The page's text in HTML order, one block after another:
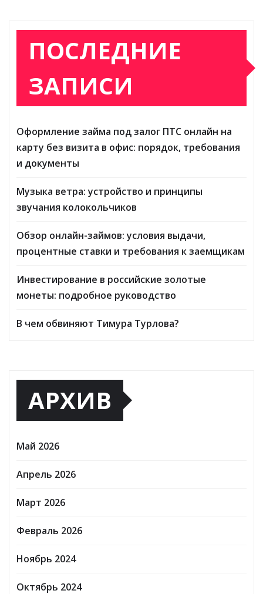
ПОСЛЕДНИЕ
ЗАПИСИ
Оформление займа под залог ПТС онлайн на
карту без визита в офис: порядок, требования
и документы
Музыка ветра: устройство и принципы
звучания колокольчиков
Обзор онлайн-займов: условия выдачи,
процентные ставки и требования к заемщикам
Инвестирование в российские золотые
монеты: подробное руководство
В чем обвиняют Тимура Турлова?
АРХИВ
Май 2026
Апрель 2026
Март 2026
Февраль 2026
Ноябрь 2024
Октябрь 2024